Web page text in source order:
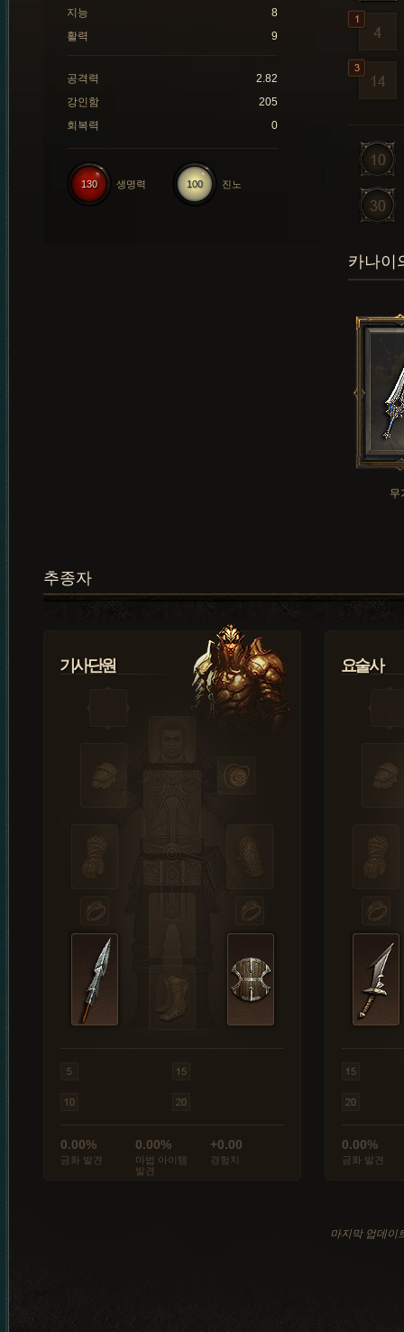
지능
8
활력
9
공격력
2.82
강인함
205
회복력
0
100 진노
130 생명력
카나이
무
추종자
기사단원
0.00%
금화 발견
0.00%
마법 아이템
발견
+0.00
경험치
요술사
0.00%
금화 발견
마지막 업데이